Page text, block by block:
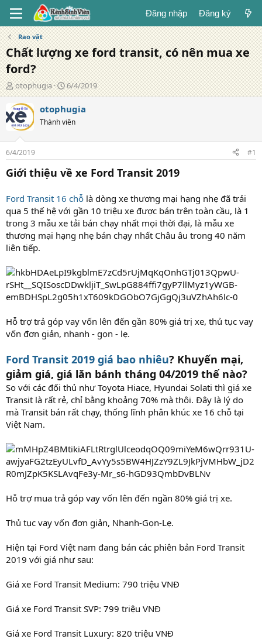
Đăng nhập Đăng ký
Rao vặt
Chất lượng xe ford transit, có nên mua xe
ford?
T
á
c
g
i
ả
otophugia
N
g
à
y
đ
g
6/4/2019
otophugia
Thành viên
6/4/2019 #1
Giới thiệu về xe Ford Transit 2019
Ford Transit 16 chỗ là dòng xe thương mại hạng nhẹ đã trải
qua 5 thế hệ với gần 10 triệu xe được bán trên toàn cầu, là 1
trong 3 mẫu xe tải bán chạy nhất mọi thời đại, là mẫu xe
thương mại hạng nhẹ bán chạy nhất Châu âu trong 40 năm
liên tiếp.
Hỗ trợ trả góp vay vốn lên đến gần 80% giá trị xe, thủ tục vay
vốn đơn giản, nhanh - gọn - lẹ.
Ford Transit 2019 giá bao nhiêu? Khuyến mại,
giảm giá, giá lăn bánh tháng 04/2019 thế nào?
So với các đối thủ như Toyota Hiace, Hyundai Solati thì giá xe
Transit là rất rẻ, chỉ bằng khoảng 70% mà thôi. Đây là lý do
mà Transit bán rất chạy, thống lĩnh phân khúc xe 16 chỗ tại
Việt Nam.
Hỗ trợ mua trả góp vay vốn lên đến ngần 80% giá trị xe.
Thủ tục vay vốn đơn giản, Nhanh-Gọn-Lẹ.
Hiện tại Ford Việt nam đang bán các phiên bản Ford Transit
2019 với giá như sau:
Giá xe Ford Transit Medium: 790 triệu VNĐ
Giá xe Ford Transit SVP: 799 triệu VNĐ
Giá xe Ford Transit Luxury: 820 triệu VNĐ